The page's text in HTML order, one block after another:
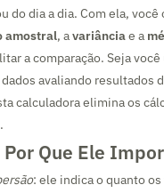
do dia a dia. Com ela,
amostral, avariânciae a
a comparação. Seja
avaliando resultados
calculadora elimina os
Por Que Ele
: ele indica o quanto